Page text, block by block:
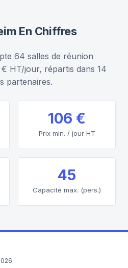
En Chiffres
64 salles de réunion
HT/jour, répartis dans 14
partenaires.
106 €
Prix min. / jour HT
45
Capacité max. (pers.)